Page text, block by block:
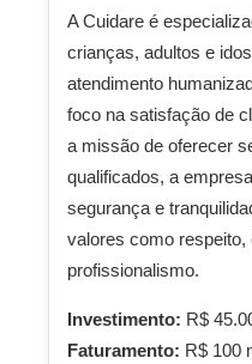
A Cuidare é
crianças, adultos e
atendimento
foco na satisfação de
a missão de oferecer
qualificados, a
segurança e
valores como respeito,
profissionalismo.
Investimento: R$
Faturamento: R$ 100